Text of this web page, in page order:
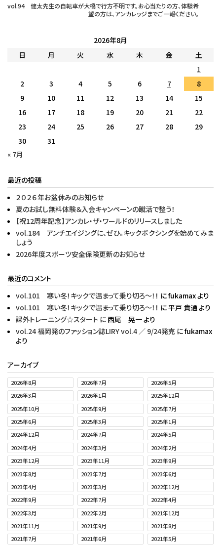
vol.94 健太先生の自転車が大橋で行方不明です。お心当たりの方、体験希
望の方は、アンカレッジまでご一報ください。
2026年8月
日
月 火 水 木 金
土
1
2
3 4 5 6 7
8
9
10 11 12 13 14
15
16
17 18 19 20 21
22
23
24 25 26 27 28
29
30
31
« 7月
最近の投稿
２０２６年お盆休みのお知らせ
夏のお試し無料体験＆入会キャンペーンの蹴活で整う！
【祝12周年記念】アンカレ・ザ・ワールドのリリースしました
vol.184 アンチエイジングに、ぜひ。キックボクシングを始めてみま
しょう
2026年度スポーツ安全保険更新のお知らせ
最近のコメント
vol.101 寒い冬！キックで温まって乗り切ろ〜！！ にfukamaxより
vol.101 寒い冬！キックで温まって乗り切ろ〜！！ に平戸 貴通 より
課外トレーニング☆スタート に 西尾 晃一より
vol.24 福岡発のファッション誌LIRY vol.4 ／ 9/24発売 にfukamax
より
アーカイブ
2026年8月 2026年7月
2026年5月
2026年3月
2026年1月
2025年12月
2025年10月
2025年9月
2025年7月
2025年6月
2025年3月
2025年1月
2024年12月
2024年7月
2024年5月
2024年4月
2024年3月
2024年2月
2023年12月
2023年11月
2023年9月
2023年8月
2023年7月
2023年6月
2023年4月
2023年3月
2022年12月
2022年9月
2022年7月
2022年4月
2022年3月
2022年2月
2021年12月
2021年11月
2021年9月
2021年8月
2021年7月
2021年6月
2021年5月